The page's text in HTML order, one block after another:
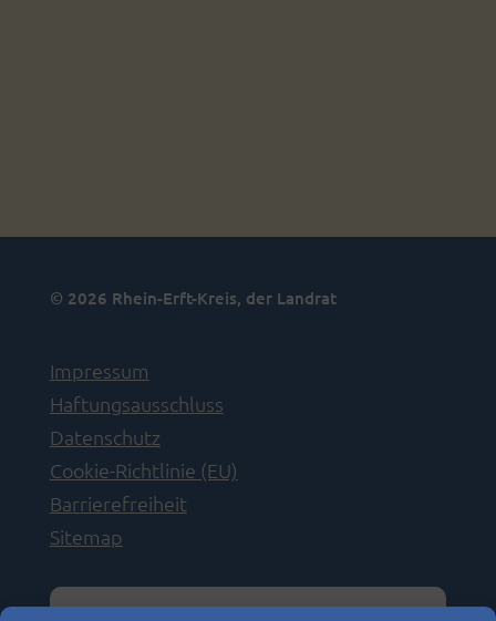
© 2026 Rhein-Erft-Kreis, der Landrat
Impressum
Haftungsausschluss
Datenschutz
Cookie-Richtlinie (EU)
Barrierefreiheit
Sitemap